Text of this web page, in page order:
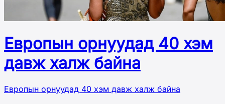
Европын орнуудад 40 хэм
давж халж байна
Европын орнуудад 40 хэм давж халж байна